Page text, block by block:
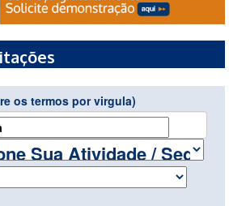
os termos por virgula)